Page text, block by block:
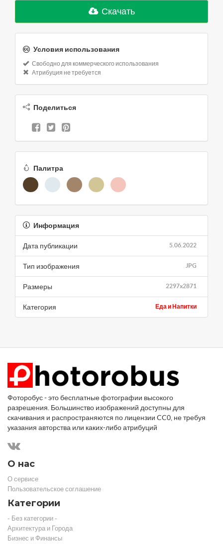
Скачать
Условия использования
Свободно для коммерческого использования
Атрибуция не требуется
Поделиться
Палитра
Информация
5.06.2022
Дата публикации
JPG
Тип изображения
2297x2871
Размеры
Еда и Напитки
Категория
Фоторобус - это бесплатные фотографии высокого
разрешения. Большинство изображений доступны для
скачивания и распространяются по лицензии CC0, не требуя
указания авторства или каких-либо атрибуций
О нас
О сервисе
Пользовательское соглашение
Категории
- Без категории -
Архитектура и Города
Бизнес и Финансы